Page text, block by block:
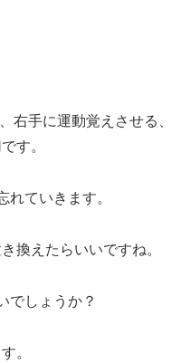
右手に運動覚えさせる、
す。
ていきます。
換えたらいいですね。
でしょうか？
。